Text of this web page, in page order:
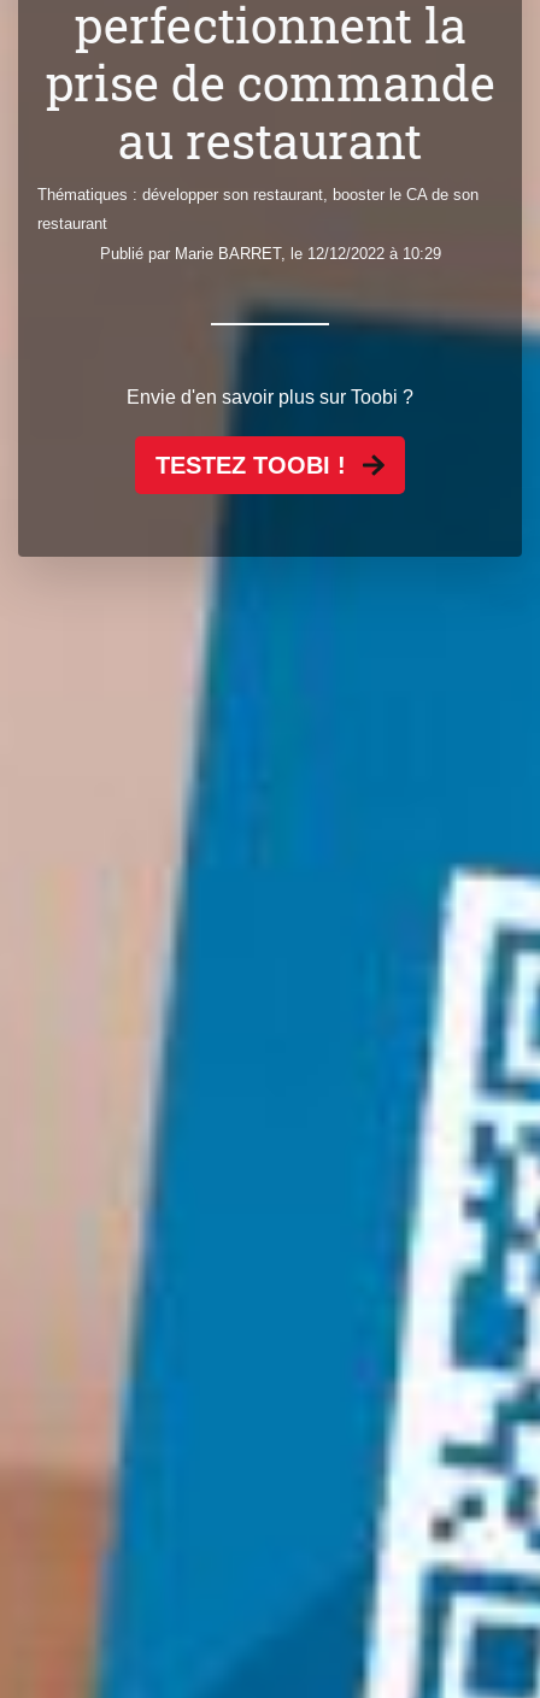
perfectionnent la
prise de commande
au restaurant
Thématiques : développer son restaurant, booster le CA de son
restaurant
Publié par Marie BARRET, le 12/12/2022 à 10:29
Envie d'en savoir plus sur Toobi ?
TESTEZ TOOBI !